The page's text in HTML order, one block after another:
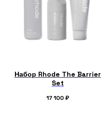
Набор Rhode The Barrier
Set
17 100₽